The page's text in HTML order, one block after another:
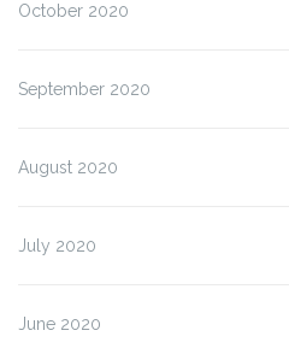
October 2020
September 2020
August 2020
July 2020
June 2020